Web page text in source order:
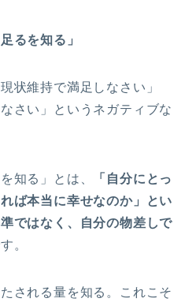
るを知る」
状維持で満足しなさい」
さい」というネガティブな
知る」とは、
「自分にとっ
ば本当に幸せなのか」とい
ではなく、自分の物差しで
。
される量を知る。これこそ